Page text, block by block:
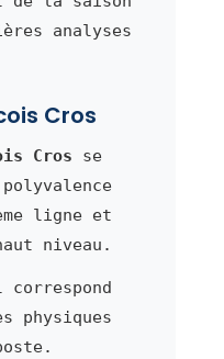
analyses
Cros
Cros se
ligne et
niveau.
physiques